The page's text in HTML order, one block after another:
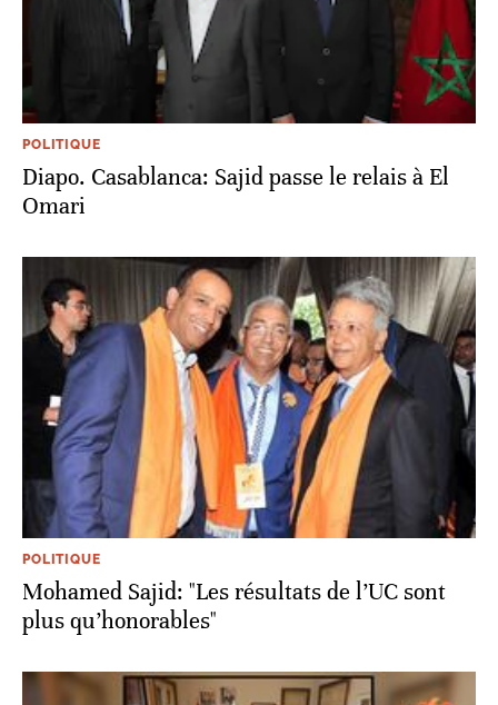
POLITIQUE
Diapo. Casablanca: Sajid passe le relais à El
Omari
POLITIQUE
Mohamed Sajid: "Les résultats de l’UC sont
plus qu’honorables"